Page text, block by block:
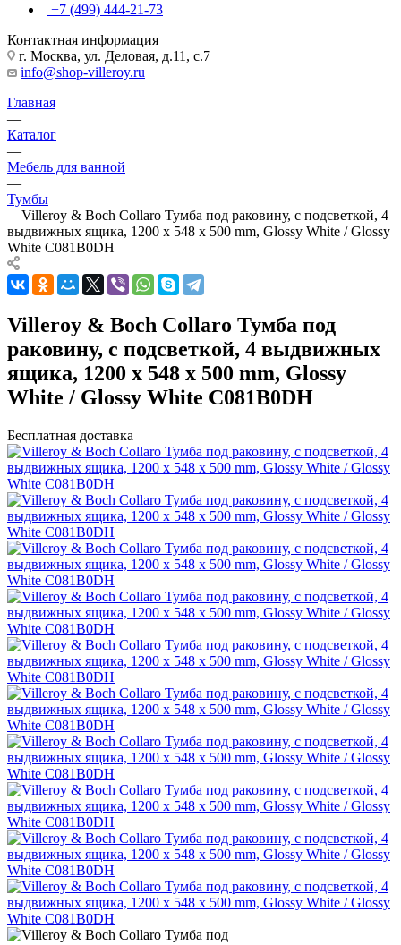
+7 (499) 444-21-73
Контактная информация
г. Москва, ул. Деловая, д.11, с.7
info@shop-villeroy.ru
Главная
—
Каталог
—
Мебель для ванной
—
Тумбы
—Villeroy & Boch Collaro Тумба под раковину, с подсветкой, 4
выдвижных ящика, 1200 x 548 x 500 mm, Glossy White / Glossy
White C081B0DH
Villeroy & Boch Collaro Тумба под
раковину, с подсветкой, 4 выдвижных
ящика, 1200 x 548 x 500 mm, Glossy
White / Glossy White C081B0DH
Бесплатная доставка